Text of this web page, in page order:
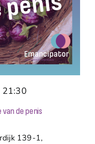
de penis
21:30
139-1,